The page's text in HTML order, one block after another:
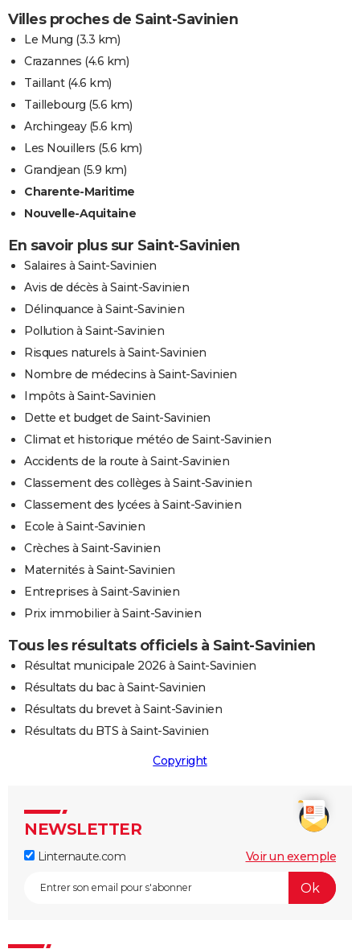
Villes proches de Saint-Savinien
Le Mung (3.3 km)
Crazannes (4.6 km)
Taillant(4.6 km)
Taillebourg (5.6 km)
Archingeay(5.6 km)
Les Nouillers (5.6 km)
Grandjean (5.9 km)
Charente-Maritime
Nouvelle-Aquitaine
En savoir plus sur Saint-Savinien
Salaires à Saint-Savinien
Avis de décès à Saint-Savinien
Délinquance à Saint-Savinien
Pollution à Saint-Savinien
Risques naturels à Saint-Savinien
Nombre de médecins à Saint-Savinien
Impôts à Saint-Savinien
Dette et budget de Saint-Savinien
Climat et historique météo de Saint-Savinien
Accidents de la route à Saint-Savinien
Classement des collèges à Saint-Savinien
Classement des lycées à Saint-Savinien
Ecole à Saint-Savinien
Crèches à Saint-Savinien
Maternités à Saint-Savinien
Entreprises à Saint-Savinien
Prix immobilier à Saint-Savinien
Tous les résultats officiels à Saint-Savinien
Résultat municipale 2026 à Saint-Savinien
Résultats du bac à Saint-Savinien
Résultats du brevet à Saint-Savinien
Résultats du BTS à Saint-Savinien
Copyright
NEWSLETTER
Linternaute.com Voir un exemple